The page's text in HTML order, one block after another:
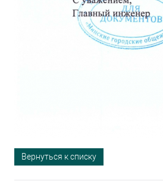
Вернуться к списку